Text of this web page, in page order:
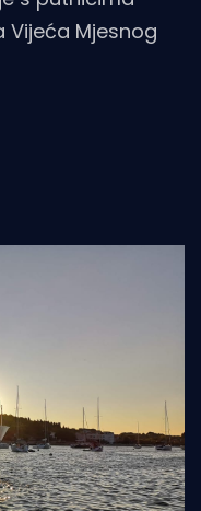
Vijeća Mjesnog